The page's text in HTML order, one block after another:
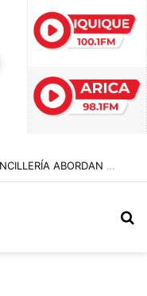
AUTORIDADES REGIONALES Y CANCILLERÍA ABORDAN SEGURIDAD TRANSNACIONAL EN EL CORREDOR BIOCEÁNICO